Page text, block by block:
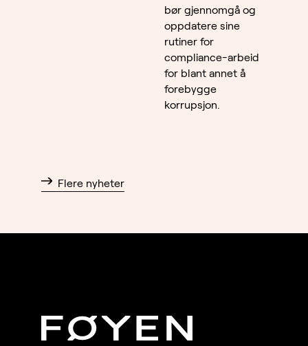
bør gjennomgå og
oppdatere sine
rutiner for
compliance-arbeid
for blant annet å
forebygge
korrupsjon.
Flere nyheter